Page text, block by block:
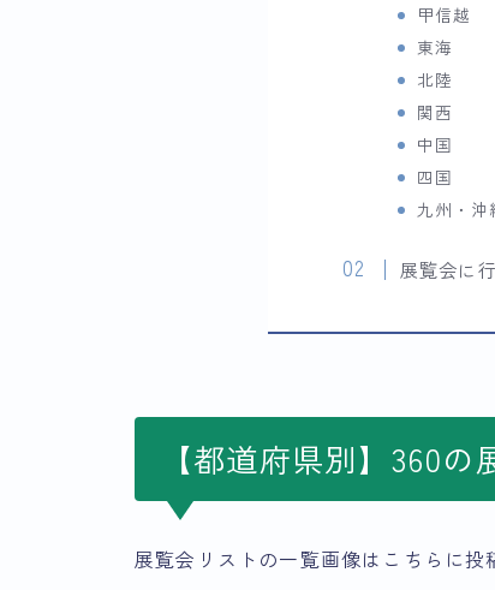
甲信越
東海
北陸
関西
中国
四国
九州・沖
展覧会に
【都道府県別】360
展覧会リストの一覧画像はこちらに投